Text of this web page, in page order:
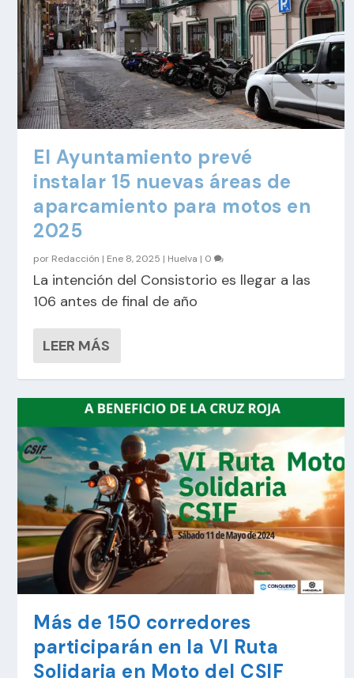
El Ayuntamiento prevé
instalar 15 nuevas áreas de
aparcamiento para motos en
2025
por Redacción | Ene 8, 2025 | Huelva | 0
La intención del Consistorio es llegar a las
106 antes de final de año
LEER MÁS
Más de 150 corredores
participarán en la VI Ruta
Solidaria en Moto del CSIF